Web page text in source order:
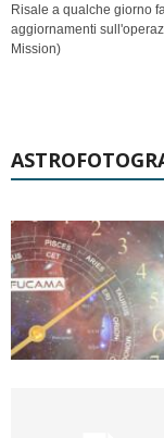
Risale a qualche giorno
aggiornamenti
Mission)